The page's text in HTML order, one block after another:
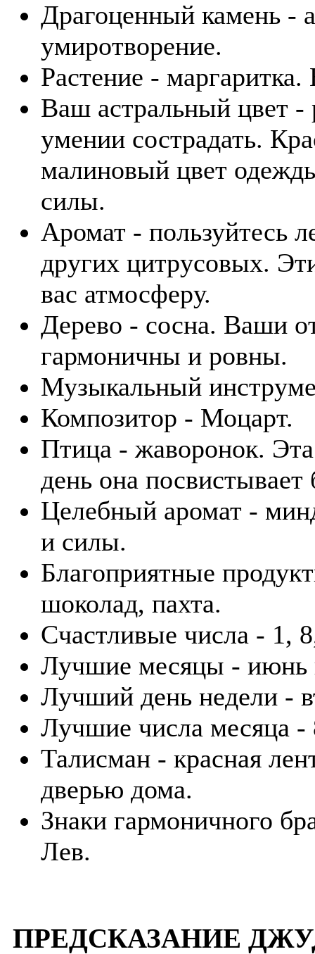
Драгоценный камень -
умиротворение.
Растение -
Ваш астральный цвет -
умении сострадать.
малиновый цвет
силы.
Аромат - пользуйтесь
других цитрусовых.
вас атмосферу.
Дерево - сосна. Ваши
гармоничны и ровны.
Музыкальный
Композитор - Моцарт.
Птица - жаворонок.
день она посвистывает
Целебный аромат -
и силы.
Благоприятные
шоколад, пахта.
Счастливые числа - 1,
Лучшие месяцы - июнь
Лучший день недели -
Лучшие числа месяца -
Талисман - красная
дверью дома.
Знаки гармоничного
Лев.
ПРЕДСКАЗАНИЕ